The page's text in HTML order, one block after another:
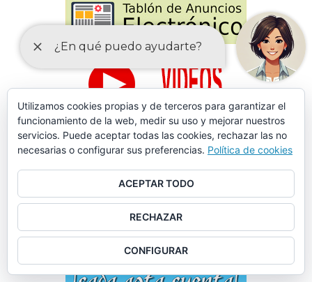
Utilizamos cookies propias y de terceros para garantizar el
funcionamiento de la web, medir su uso y mejorar nuestros
servicios. Puede aceptar todas las cookies, rechazar las no
necesarias o configurar sus preferencias. Política de cookies
ACEPTAR TODO
RECHAZAR
CONFIGURAR